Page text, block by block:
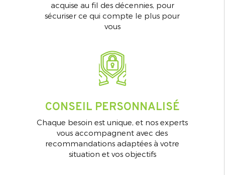
acquise au fil des décennies, pour
sécuriser ce qui compte le plus pour
vous
CONSEIL PERSONNALISÉ
Chaque besoin est unique, et nos experts
vous accompagnent avec des
recommandations adaptées à votre
situation et vos objectifs